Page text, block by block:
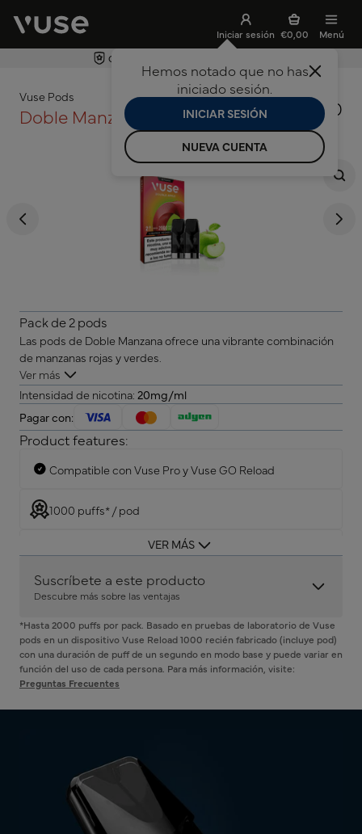
Iniciar sesión
Hemos notado que no has
iniciado sesión.
NUEVA CUENTA
INICIAR SESIÓN
€0,00 Menú
Garantía del dispositivo de 24 meses
Vuse Pods
Doble Manzana €8,50
Pack de 2 pods
Las pods de Doble Manzana ofrece una vibrante combinación
de manzanas rojas y verdes.
Ver más
Intensidad de nicotina: 20mg/ml
Pagar con:
Product features:
Compatible con Vuse Pro y Vuse GO Reload
1000 puffs* / pod
Superficie semi-transparente para visibilidad del
VER MÁS
Suscríbete a este producto
Descubre más sobre las ventajas
Tú tienes el control
Total flexibilidad. Pausa, salta o cancela en cualquier
*Hasta 2000 puffs por pack. Basado en pruebas de laboratorio de Vuse
pods en un dispositivo Vuse Reload 1000 recién fabricado (incluye pod)
con una duración de puff de un segundo en modo base y puede variar en
función del uso de cada persona. Para más información, visite:
Preguntas Frecuentes